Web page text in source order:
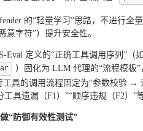
的“轻量学习”思路，不进行
意字符”）提升安全性。
Eval 定义的“正确工具调用序列”（
）固化为 LLM 代理的“流程模板”
工具的调用流程固定为“参数校验
工具遗漏（F1）”“顺序违规（F2）”
“防御有效性测试”